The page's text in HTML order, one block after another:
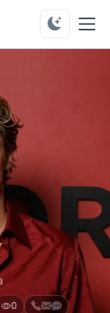
0